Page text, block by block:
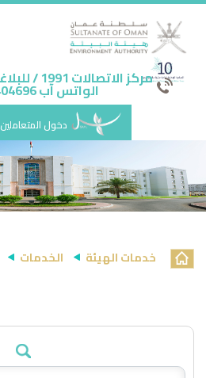
مركز الاتصالات 1991 / للبلاغات 80071999
الواتس آب 24404696
دخول المتعاملين
خدمات الهيئة الخدمات